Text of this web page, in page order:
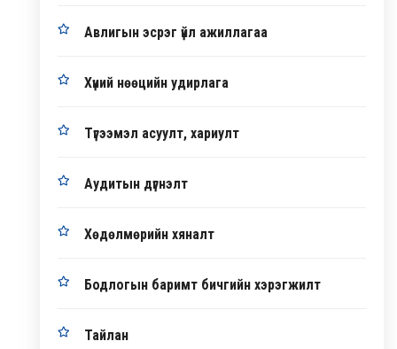
Авлигын эсрэг үйл ажиллагаа
Хүний нөөцийн удирлага
Түгээмэл асуулт, хариулт
Аудитын дүгнэлт
Хөдөлмөрийн хяналт
Бодлогын баримт бичгийн хэрэгжилт
Тайлан